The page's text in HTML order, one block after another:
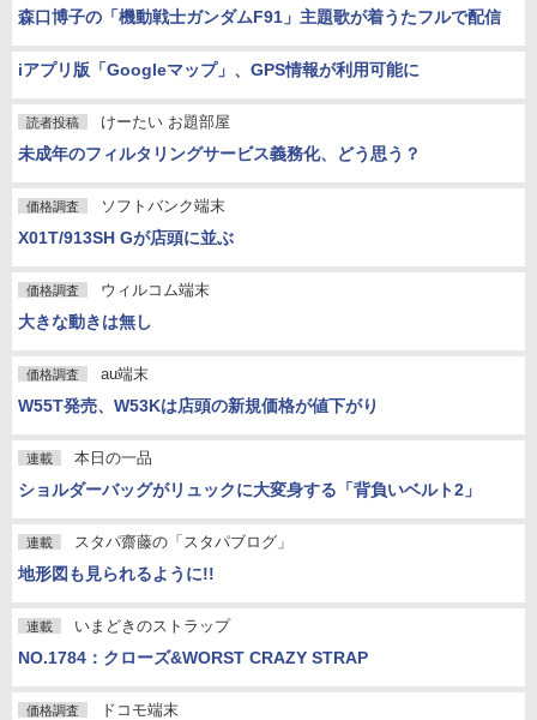
森口博子の「機動戦士ガンダムF91」主題歌が着うたフルで配信
iアプリ版「Googleマップ」、GPS情報が利用可能に
読者投稿 けーたい お題部屋
未成年のフィルタリングサービス義務化、どう思う？
価格調査 ソフトバンク端末
X01T/913SH Gが店頭に並ぶ
価格調査 ウィルコム端末
大きな動きは無し
価格調査 au端末
W55T発売、W53Kは店頭の新規価格が値下がり
連載 本日の一品
ショルダーバッグがリュックに大変身する「背負いベルト2」
連載 スタパ齋藤の「スタパブログ」
地形図も見られるように!!
連載 いまどきのストラップ
NO.1784：クローズ&WORST CRAZY STRAP
価格調査 ドコモ端末